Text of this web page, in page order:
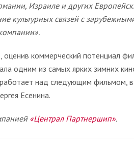
Израиле и других
культурных связей с
оценив коммерческий потенциал
одним из самых ярких зимних
над следующим фильмом,
Есенина.
«Централ Партнершип».